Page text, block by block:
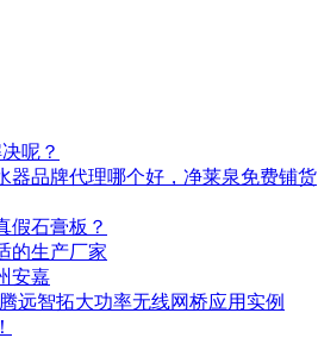
呢？
器品牌代理哪个好，净莱泉免费铺货
假石膏板？
的生产厂家
安嘉
远智拓大功率无线网桥应用实例